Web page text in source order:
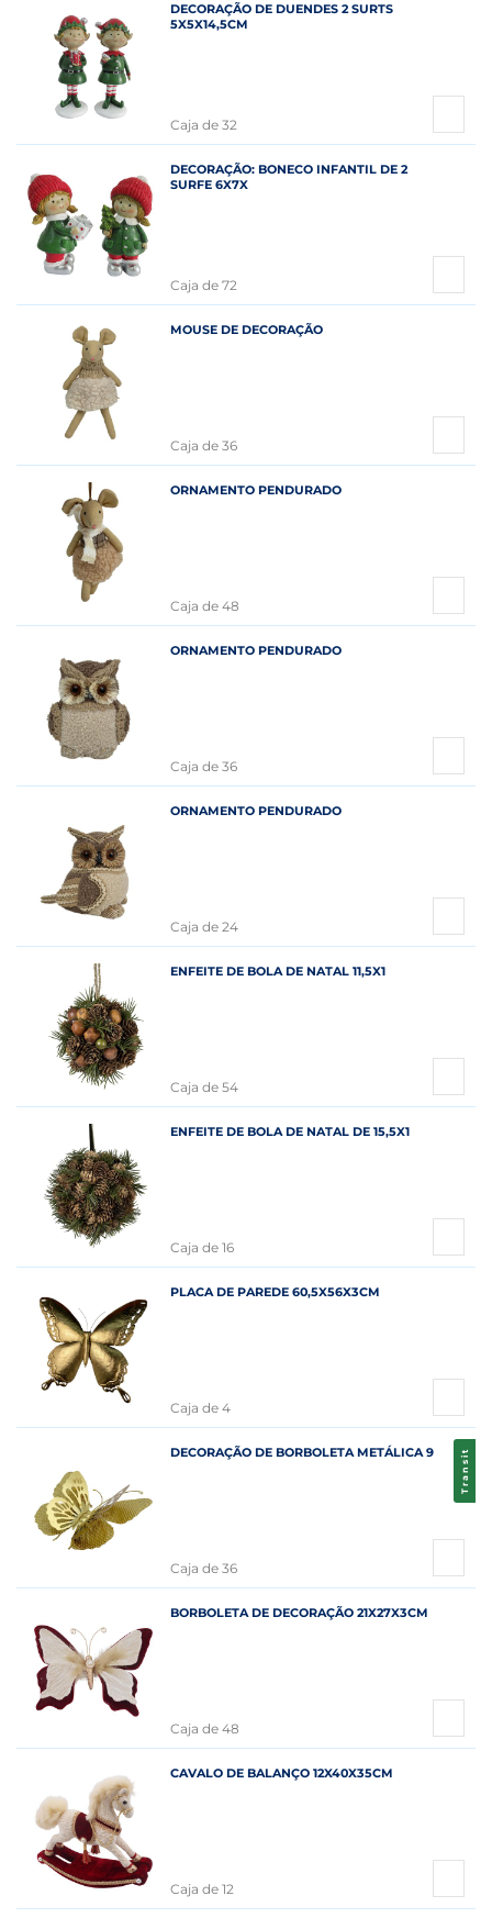
DECORAÇÃO DE DUENDES 2 SURTS
5X5X14,5CM
Caja de 32
DECORAÇÃO: BONECO INFANTIL DE 2
SURFE 6X7X
Caja de 72
MOUSE DE DECORAÇÃO
Caja de 36
ORNAMENTO PENDURADO
Caja de 48
ORNAMENTO PENDURADO
Caja de 36
ORNAMENTO PENDURADO
Caja de 24
ENFEITE DE BOLA DE NATAL 11,5X1
Caja de 54
ENFEITE DE BOLA DE NATAL DE 15,5X1
Caja de 16
PLACA DE PAREDE 60,5X56X3CM
Caja de 4
Transit
DECORAÇÃO DE BORBOLETA METÁLICA 9
Caja de 36
BORBOLETA DE DECORAÇÃO 21X27X3CM
Caja de 48
CAVALO DE BALANÇO 12X40X35CM
Caja de 12